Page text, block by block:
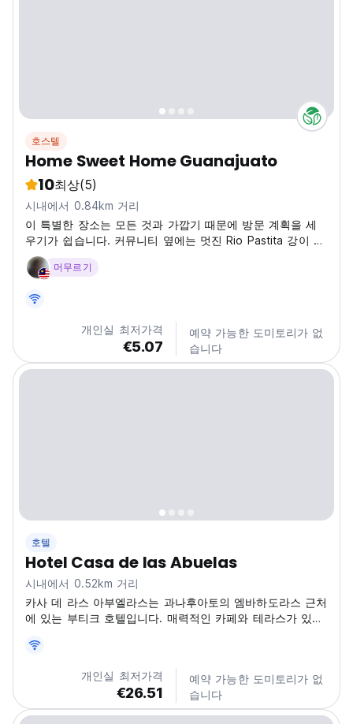
호스텔
Home Sweet Home Guanajuato
10최상(5)
시내에서 0.84km 거리
이 특별한 장소는 모든 것과 가깝기 때문에 방문 계획을 세
우기가 쉽습니다. 커뮤니티 옆에는 멋진 Rio Pastita 강이 있
습니다.
머무르기
개인실 최저가격
€5.07
예약 가능한 도미토리가 없
습니다
호텔
Hotel Casa de las Abuelas
시내에서 0.52km 거리
카사 데 라스 아부엘라스는 과나후아토의 엠바하도라스 근처
에 있는 부티크 호텔입니다. 매력적인 카페와 테라스가 있어
합니다. (Auto-translated from original language)
개인실 최저가격
€26.51
예약 가능한 도미토리가 없
습니다